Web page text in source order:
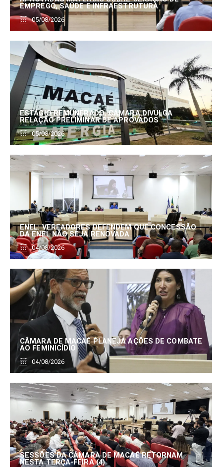
EMPREGO, SAÚDE E INFRAESTRUTURA
05/08/2026
ESTÁGIO REMUNERADO: CÂMARA DIVULGA
RELAÇÃO PRELIMINAR DE APROVADOS
05/08/2026
ENEL: VEREADORES DEFENDEM QUE CONCESSÃO
DA ENEL NÃO SEJA RENOVADA
04/08/2026
CÂMARA DE MACAÉ PLANEJA AÇÕES DE COMBATE
AO FEMINICÍDIO
04/08/2026
SESSÕES DA CÂMARA DE MACAÉ RETORNAM
NESTA TERÇA-FEIRA (4)